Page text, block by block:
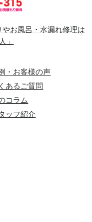
お風呂・水漏れ修理は
」
・お客様の声
あるご質問
コラム
ッフ紹介